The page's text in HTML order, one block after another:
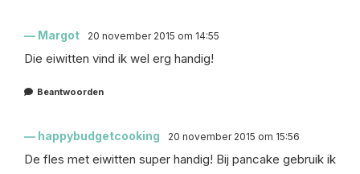
Margot 20 november 2015 om 14:55
Die eiwitten vind ik wel erg handig!
Beantwoorden
happybudgetcooking 20 november 2015 om 15:56
De fles met eiwitten super handig! Bij pancake gebruik ik